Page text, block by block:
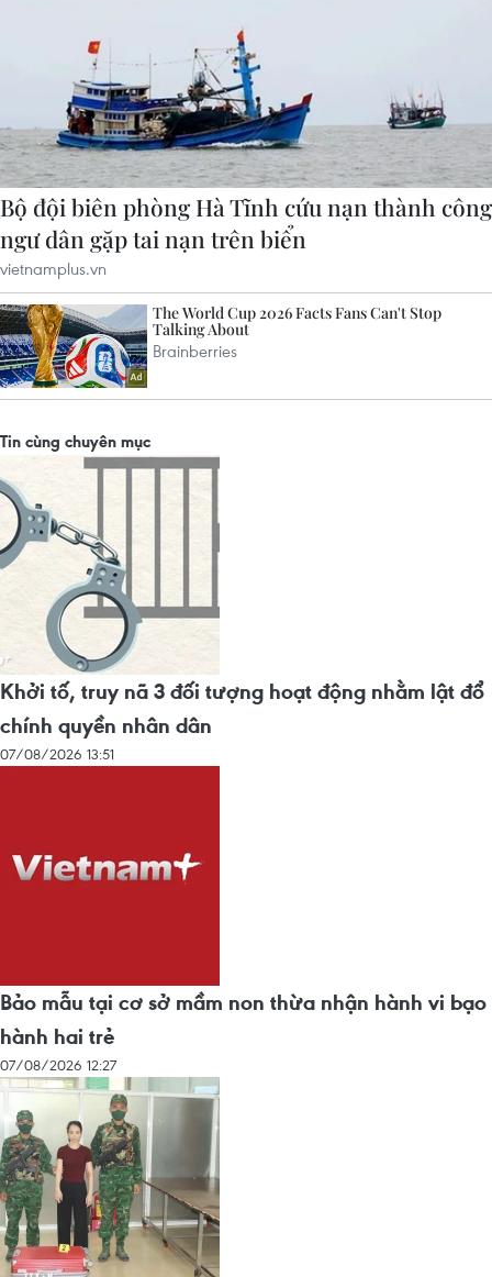
Tin cùng chuyên mục
Khởi tố, truy nã 3 đối tượng hoạt động nhằm lật đổ
chính quyền nhân dân
07/08/2026 13:51
Bảo mẫu tại cơ sở mầm non thừa nhận hành vi bạo
hành hai trẻ
07/08/2026 12:27